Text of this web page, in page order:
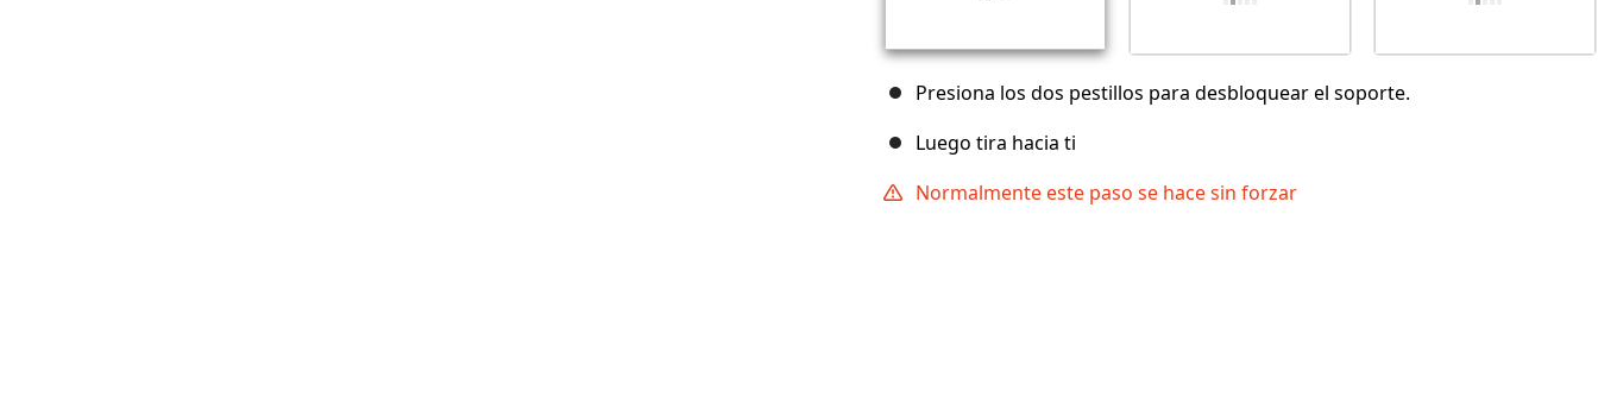
Presiona los dos pestillos para desbloquear el soporte.
Luego tira hacia ti
Normalmente este paso se hace sin forzar